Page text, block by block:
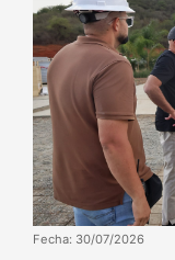
Fecha: 30/07/2026